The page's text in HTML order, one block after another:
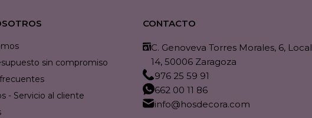
sin compromiso
- Servicio al cliente
CONTACTO
C. Genoveva Torres Morales, 6, Local
14, 50006 Zaragoza
976 25 59 91
662 00 11 86
info@hosdecora.com